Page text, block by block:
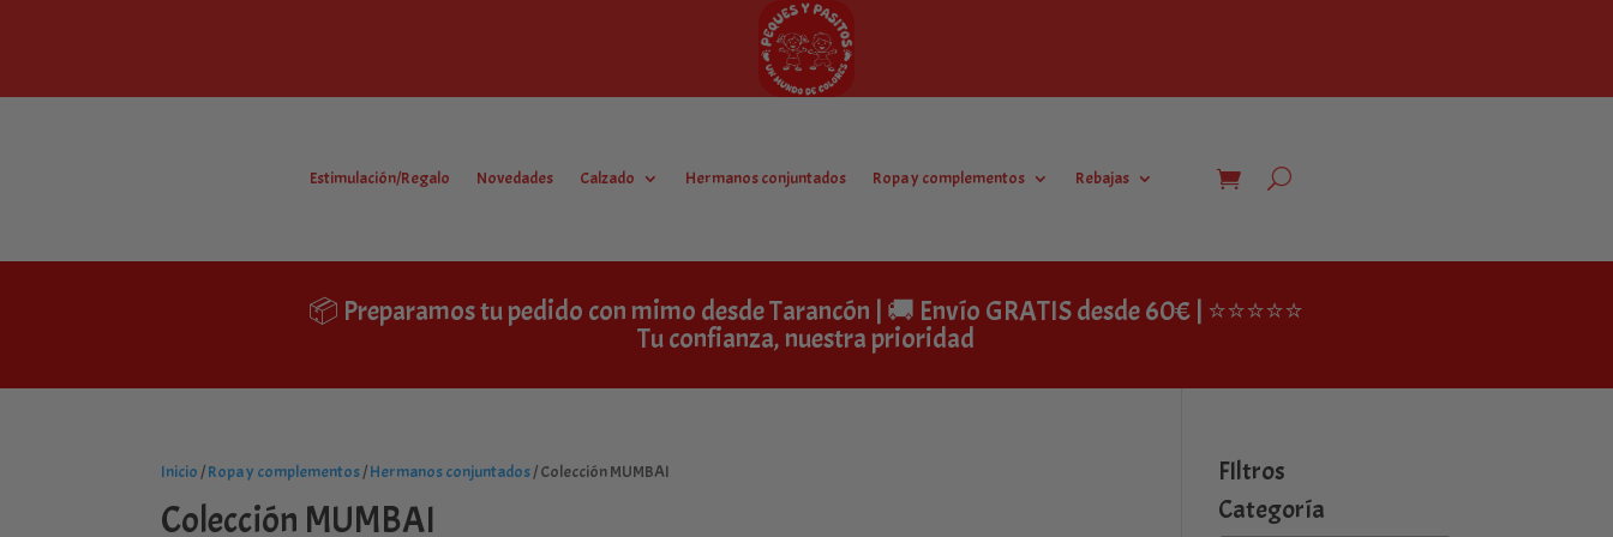
Estimulación/Regalo Novedades Calzado Hermanos conjuntados Ropa y complementos Rebajas
📦 Preparamos tu pedido con mimo desde Tarancón | 🚚 Envío GRATIS desde 60€ | ⭐⭐⭐⭐⭐
Tu confianza, nuestra prioridad
Inicio /Ropa y complementos/Hermanos conjuntados/ Colección MUMBAI
Colección MUMBAI
FIltros
Categoría